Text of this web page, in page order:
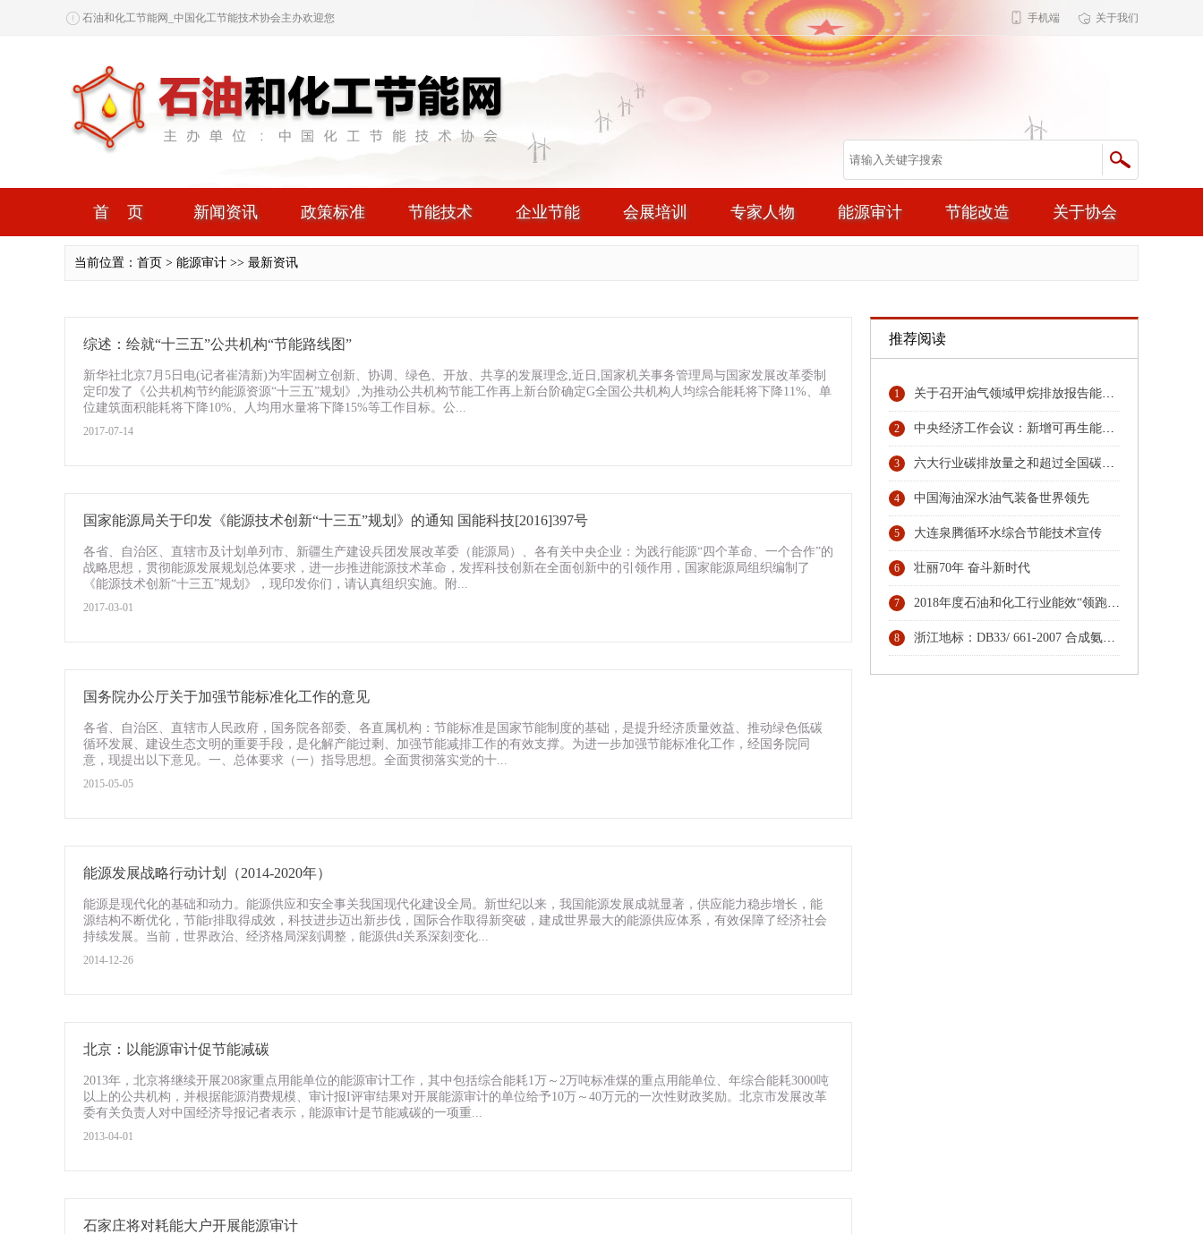
石油和化工节能网_中国化工节能技术协会主办欢迎您 手机端 关于我们
首页 新闻资讯 政策标准 节能技术 企业节能 会展培训 专家人物 能源审计 节能改造 关于协会
当前位置：首页 > 能源审计 >> 最新资讯
综述：绘就“十三五”公共机构“节能路线图”
新华社北京7月5日电(记者崔清新)为牢固树立创新、协调、绿色、开放、共享的发展理念,近日,国家机关事务管理局与国家发展改革委制
定印发了《公共机构节约能源资源“十三五”规划》,为推动公共机构节能工作再上新台阶确定G全国公共机构人均综合能耗将下降11%、单
位建筑面积能耗将下降10%、人均用水量将下降15%等工作目标。公...
2017-07-14
国家能源局关于印发《能源技术创新“十三五”规划》的通知 国能科技[2016]397号
各省、自治区、直辖市及计划单列市、新疆生产建设兵团发展改革委（能源局）、各有关中央企业：为践行能源“四个革命、一个合作”的
战略思想，贯彻能源发展规划总体要求，进一步推进能源技术革命，发挥科技创新在全面创新中的引领作用，国家能源局组织编制了
《能源技术创新“十三五”规划》，现印发你们，请认真组织实施。附...
2017-03-01
国务院办公厅关于加强节能标准化工作的意见
各省、自治区、直辖市人民政府，国务院各部委、各直属机构：节能标准是国家节能制度的基础，是提升经济质量效益、推动绿色低碳
循环发展、建设生态文明的重要手段，是化解产能过剩、加强节能减排工作的有效支撑。为进一步加强节能标准化工作，经国务院同
意，现提出以下意见。一、总体要求（一）指导思想。全面贯彻落实党的十...
2015-05-05
能源发展战略行动计划（2014-2020年）
能源是现代化的基础和动力。能源供应和安全事关我国现代化建设全局。新世纪以来，我国能源发展成就显著，供应能力稳步增长，能
源结构不断优化，节能r排取得成效，科技进步迈出新步伐，国际合作取得新突破，建成世界最大的能源供应体系，有效保障了经济社会
持续发展。当前，世界政治、经济格局深刻调整，能源供d关系深刻变化...
2014-12-26
北京：以能源审计促节能减碳
2013年，北京将继续开展208家重点用能单位的能源审计工作，其中包括综合能耗1万～2万吨标准煤的重点用能单位、年综合能耗3000吨
以上的公共机构，并根据能源消费规模、审计报I评审结果对开展能源审计的单位给予10万～40万元的一次性财政奖励。北京市发展改革
委有关负责人对中国经济导报记者表示，能源审计是节能减碳的一项重...
2013-04-01
石家庄将对耗能大户开展能源审计
推荐阅读
1 关于召开油气领域甲烷排放报告能力建设培训的通知
2 中央经济工作会议：新增可再生能源和原料用能不纳入能源消费总量控制
3 六大行业碳排放量之和超过全国碳排放总量74% 协同行动，六大行业协会按下碳排放管理员人才培育“启动键”
4 中国海油深水油气装备世界领先
5 大连泉腾循环水综合节能技术宣传
6 壮丽70年 奋斗新时代
7 2018年度石油和化工行业能效“领跑者”发布
8 浙江地标：DB33/ 661-2007 合成氨（大型）单位综合能耗限额及计算方法